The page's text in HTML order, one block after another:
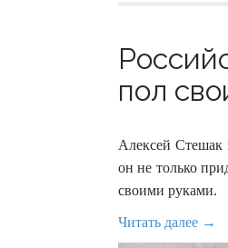
пол
Алексей Стешак
он не только
своими руками.
Читать далее →